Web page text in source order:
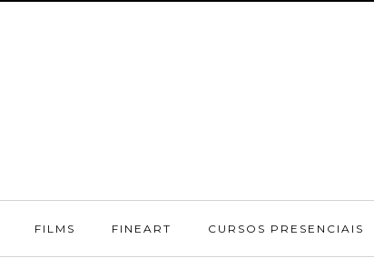
FILMS FINEART CURSOS PRESENCIAIS